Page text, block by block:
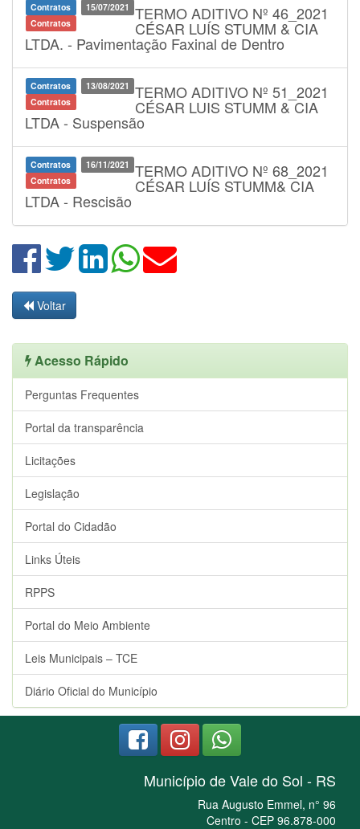
Contratos
15/07/2021
Contratos
TERMO ADITIVO Nº 46_2021
CÉSAR LUÍS STUMM & CIA
LTDA. - Pavimentação Faxinal de Dentro
Contratos
13/08/2021
Contratos
TERMO ADITIVO Nº 51_2021
CÉSAR LUIS STUMM & CIA
LTDA - Suspensão
Contratos
16/11/2021
Contratos
TERMO ADITIVO Nº 68_2021
CÉSAR LUÍS STUMM& CIA
LTDA - Rescisão
Voltar
Acesso Rápido
Perguntas Frequentes
Portal da transparência
Licitações
Legislação
Portal do Cidadão
Links Úteis
RPPS
Portal do Meio Ambiente
Leis Municipais – TCE
Diário Oficial do Município
Município de Vale do Sol - RS
Rua Augusto Emmel, n° 96
Centro - CEP 96.878-000